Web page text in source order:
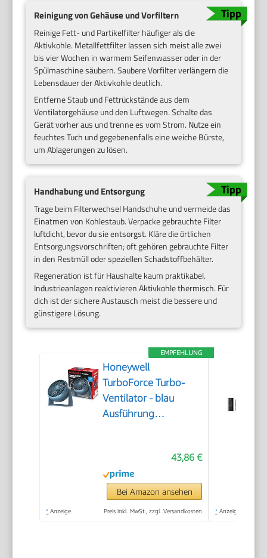
Reinigung von Gehäuse und Vorfiltern
Reinige Fett- und Partikelfilter häufiger als die
Aktivkohle. Metallfettfilter lassen sich meist alle zwei
bis vier Wochen in warmem Seifenwasser oder in der
Spülmaschine säubern. Saubere Vorfilter verlängern die
Lebensdauer der Aktivkohle deutlich.
Entferne Staub und Fettrückstände aus dem
Ventilatorgehäuse und den Luftwegen. Schalte das
Gerät vorher aus und trenne es vom Strom. Nutze ein
feuchtes Tuch und gegebenenfalls eine weiche Bürste,
um Ablagerungen zu lösen.
Handhabung und Entsorgung
Trage beim Filterwechsel Handschuhe und vermeide das
Einatmen von Kohlestaub. Verpacke gebrauchte Filter
luftdicht, bevor du sie entsorgst. Kläre die örtlichen
Entsorgungsvorschriften; oft gehören gebrauchte Filter
in den Restmüll oder speziellen Schadstoffbehälter.
Regeneration ist für Haushalte kaum praktikabel.
Industrieanlagen reaktivieren Aktivkohle thermisch. Für
dich ist der sichere Austausch meist die bessere und
günstigere Lösung.
EMPFEHLUNG
Honeywell
TurboForce Turbo-
Ventilator - blau
Ausführung
Neigungswinkel bis zu
90°, 3
Geschwindigkeitseinstellungen,
Wandmontage,
43,86 €
Bei Amazon ansehen
* Anzeige Preis inkl. MwSt., zzgl. Versandkosten * Anzeige